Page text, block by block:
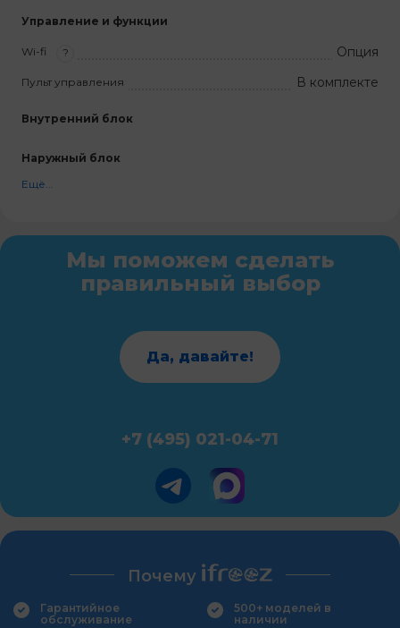
Управление и функции
Wi-fi ? Опция
Пульт управления В комплекте
Внутренний блок
Наружный блок
Ещё...
Мы поможем сделать
правильный выбор
Да, давайте!
+7 (495) 021-04-71
Почему
Гарантийное
обслуживание
500+ моделей в
наличии